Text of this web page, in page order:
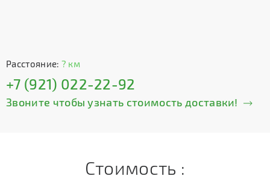
Расстояние: ? км
+7 (921) 022-22-92
Звоните чтобы узнать стоимость доставки!
Стоимость :